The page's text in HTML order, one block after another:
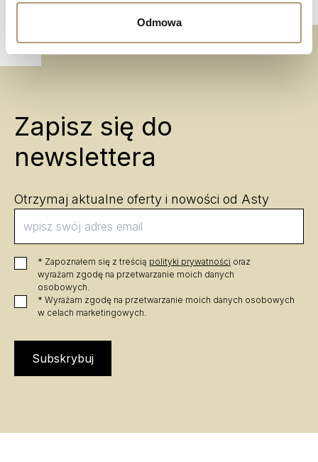
Odmowa
Zapisz się do
newslettera
Otrzymaj aktualne oferty i nowości od Asty
* Zapoznałem się z treścią polityki prywatności oraz
wyrażam zgodę na przetwarzanie moich danych
osobowych.
* Wyrażam zgodę na przetwarzanie moich danych osobowych
w celach marketingowych.
Subskrybuj